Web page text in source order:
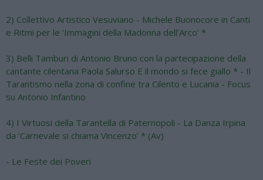
2) Collettivo Artistico Vesuviano - Michele Buonocore in Canti
e Ritmi per le ‘Immagini della Madonna dell’Arco’ *
3) Belli Tamburi di Antonio Bruno con la partecipazione della
cantante cilentana Paola Salurso E il mondo si fece giallo * - Il
Tarantismo nella zona di confine tra Cilento e Lucania - Focus
su Antonio Infantino
4) I Virtuosi della Tarantella di Paternopoli - La Danza Irpina
da ‘Carnevale si chiama Vincenzo’ * (Av)
- Le Feste dei Poveri